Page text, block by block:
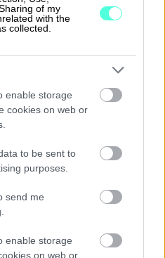
of my
with the
collected.
enable storage
cookies on web or
to be sent to
purposes.
send me
enable storage
on web or
mahdollista kerryttää
asiakkaista. Ei